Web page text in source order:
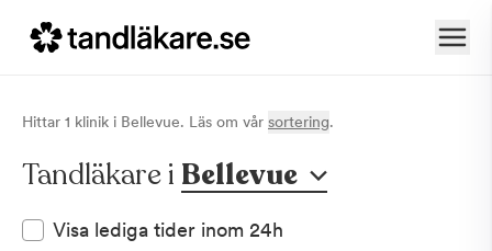
Hittar 1 klinik i Bellevue. Läs om vår sortering.
Tandläkare i Bellevue
Visa lediga tider inom 24h